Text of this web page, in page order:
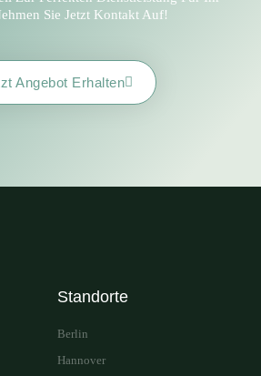
Sie Jetzt Kontakt Auf!
Angebot Erhalten
Standorte
Berlin
Hannover